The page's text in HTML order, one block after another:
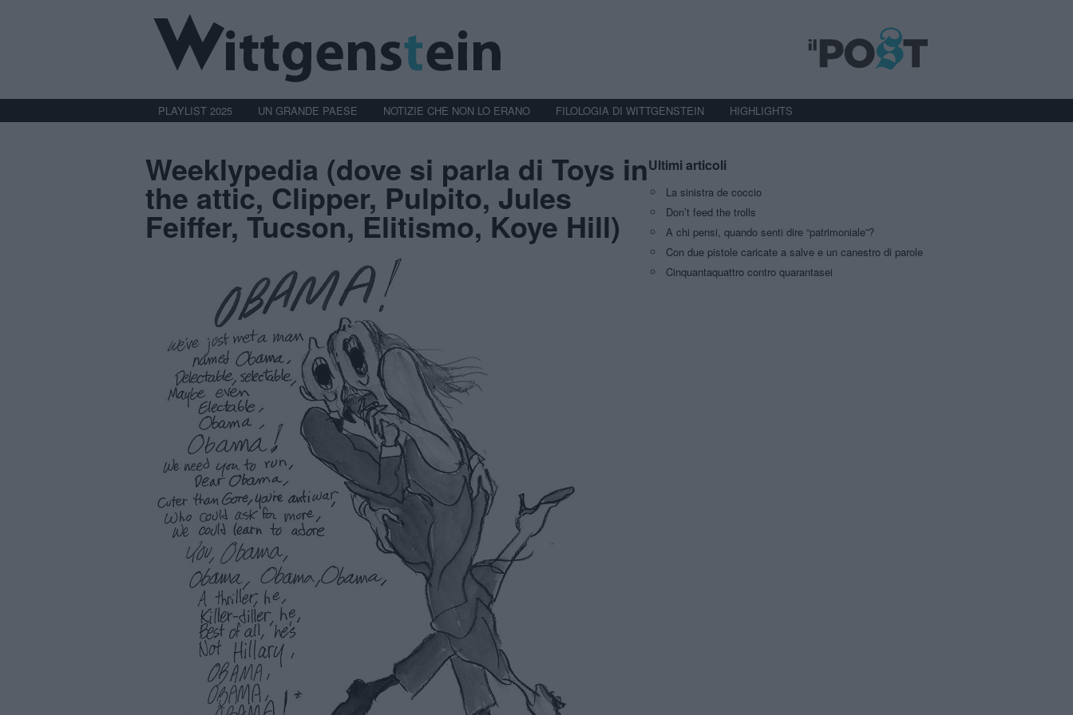
PLAYLIST 2025 UN GRANDE PAESE NOTIZIE CHE NON LO ERANO FILOLOGIA DI WITTGENSTEIN HIGHLIGHTS
Weeklypedia (dove si parla di Toys in
the attic, Clipper, Pulpito, Jules
Feiffer, Tucson, Elitismo, Koye Hill)
Ultimi articoli
La sinistra de coccio
Don’t feed the trolls
A chi pensi, quando senti dire “patrimoniale”?
Con due pistole caricate a salve e un canestro di parole
Cinquantaquattro contro quarantasei